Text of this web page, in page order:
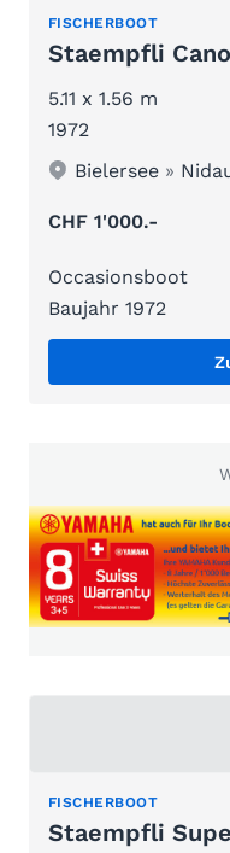
FISCHERBOOT
Staempfli
5.11 x 1.56 m
1972
Bielersee »
CHF 1'000.-
Occasionsboot
Baujahr 1972
FISCHERBOOT
Staempfli